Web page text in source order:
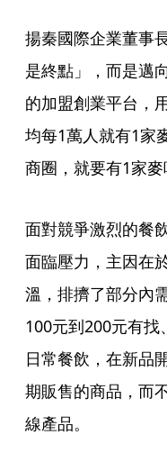
揚秦國際企業董事
是終點」，而是邁
的加盟創業平台，
均每1萬人就有1家
商圈，就要有1家麥
面對競爭激烈的餐
面臨壓力，主因在
溫，排擠了部分內
100元到200元有找
日常餐飲，在新品
期販售的商品，而
線產品。